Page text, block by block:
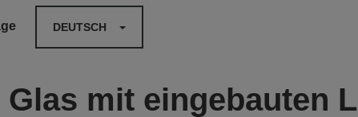
DEUTSCH
mit eingebauten